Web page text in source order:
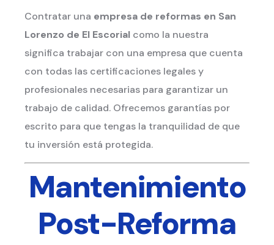
Contratar una empresa de reformas en San
Lorenzo de El Escorial como la nuestra
significa trabajar con una empresa que cuenta
con todas las certificaciones legales y
profesionales necesarias para garantizar un
trabajo de calidad. Ofrecemos garantías por
escrito para que tengas la tranquilidad de que
tu inversión está protegida.
Mantenimiento
Post-Reforma